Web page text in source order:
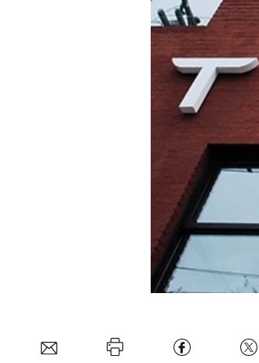
Mein B:O
Mein Konto
Folgen Sie uns